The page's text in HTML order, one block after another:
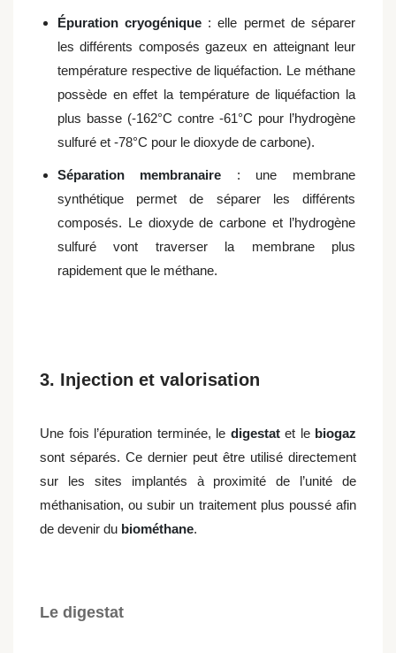
Épuration cryogénique : elle permet de séparer
les différents composés gazeux en atteignant leur
température respective de liquéfaction. Le méthane
possède en effet la température de liquéfaction la
plus basse (-162°C contre -61°C pour l’hydrogène
sulfuré et -78°C pour le dioxyde de carbone).
Séparation membranaire : une membrane
synthétique permet de séparer les différents
composés. Le dioxyde de carbone et l’hydrogène
sulfuré vont traverser la membrane plus
rapidement que le méthane.
3. Injection et valorisation
Une fois l’épuration terminée, le digestatet le biogaz
sont séparés. Ce dernier peut être utilisé directement
sur les sites implantés à proximité de l’unité de
méthanisation, ou subir un traitement plus poussé afin
de devenir du biométhane.
Le digestat